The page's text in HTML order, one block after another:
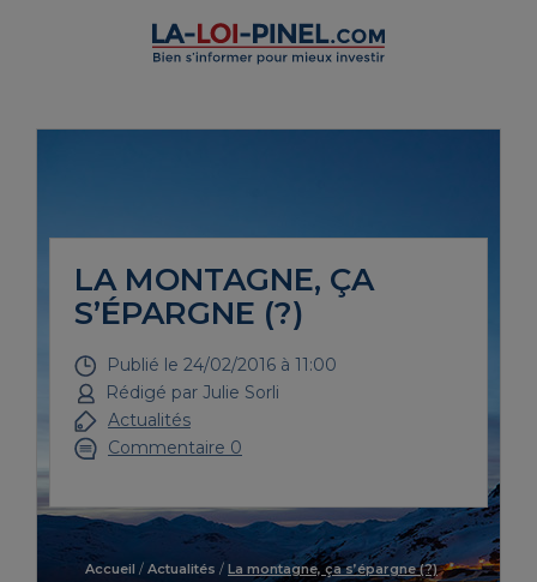
LA MONTAGNE, ÇA
S’ÉPARGNE (?)
Publié le 24/02/2016 à 11:00
Rédigé par Julie Sorli
Actualités
Commentaire 0
Accueil / Actualités / La montagne, ça s’épargne (?)